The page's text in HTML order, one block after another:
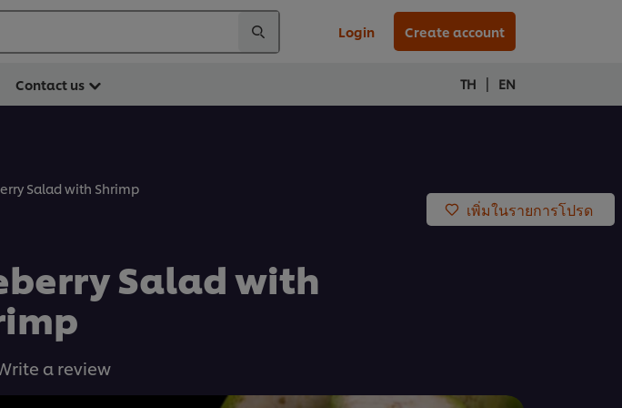
Login Create account
Contact us TH | EN
Salad with Shrimp
เพิ่มในรายการโปรด
Salad with
No
ratings
a review